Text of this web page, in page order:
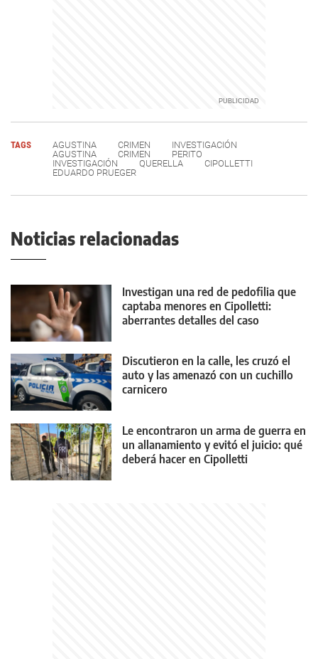
TAGS AGUSTINA CRIMEN
INVESTIGACIÓN
AGUSTINA
CRIMEN
PERITO
INVESTIGACIÓN
QUERELLA
CIPOLLETTI
EDUARDO PRUEGER
Noticias relacionadas
Investigan una red de pedofilia que
captaba menores en Cipolletti:
aberrantes detalles del caso
Discutieron en la calle, les cruzó el
auto y las amenazó con un cuchillo
carnicero
Le encontraron un arma de guerra en
un allanamiento y evitó el juicio: qué
deberá hacer en Cipolletti